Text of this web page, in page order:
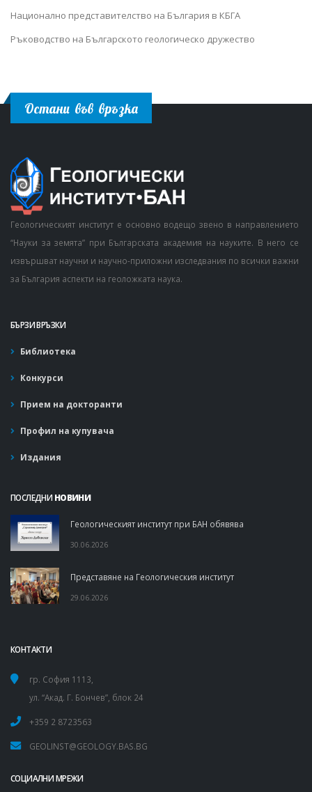
Национално представителство на България в КБГА
Ръководство на Българското геологическо дружество
Остани във връзка
Геологическият институт е основно водещо звено в направлението
“Науки за земята” при Българската академия на науките. В него се
извършват научни и научно-приложни изследвания по всички важни
за България аспекти на геоложката наука.
БЪРЗИ ВРЪЗКИ
Библиотека
Конкурси
Прием на докторанти
Профил на купувача
Издания
ПОСЛЕДНИ НОВИНИ
Геологическият институт при БАН обявява
30.06.2026
Представяне на Геологическия институт
29.06.2026
КОНТАКТИ
гр. София 1113,
ул. “Акад. Г. Бончев”, блок 24
+359 2 8723563
GEOLINST@GEOLOGY.BAS.BG
СОЦИАЛНИ МРЕЖИ